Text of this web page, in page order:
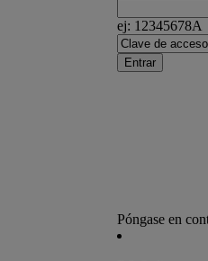
ej: 12345678A
Póngase en